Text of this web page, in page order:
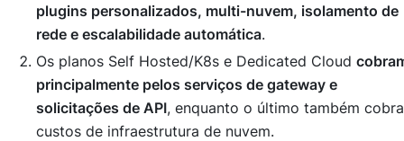
plugins personalizados, multi-nuvem, isolamento de
rede e escalabilidade automática.
Os planos Self Hosted/K8s e Dedicated Cloud
principalmente pelos serviços de gateway e
solicitações de API, enquanto o último também cobra
custos de infraestrutura de nuvem.